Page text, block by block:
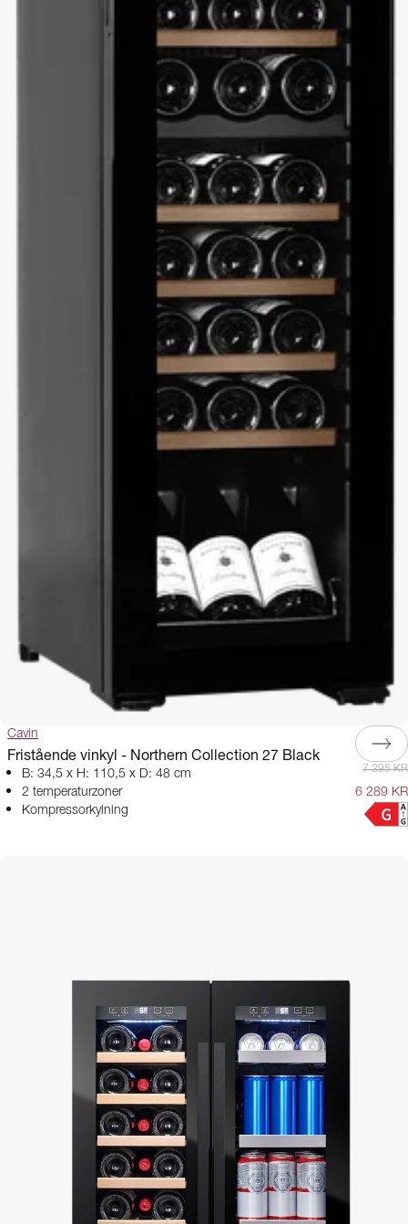
Cavin
Fristående vinkyl - Northern Collection 27 Black
B: 34,5 x H: 110,5 x D: 48 cm
2 temperaturzoner
Kompressorkylning
7 395 KR
6 289 KR